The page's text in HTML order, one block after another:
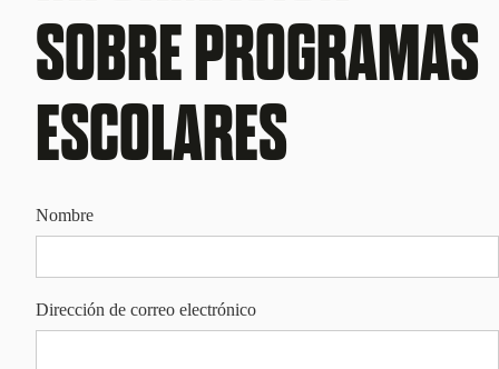
SOBRE PROGRAMAS
ESCOLARES
Nombre
Dirección de correo electrónico